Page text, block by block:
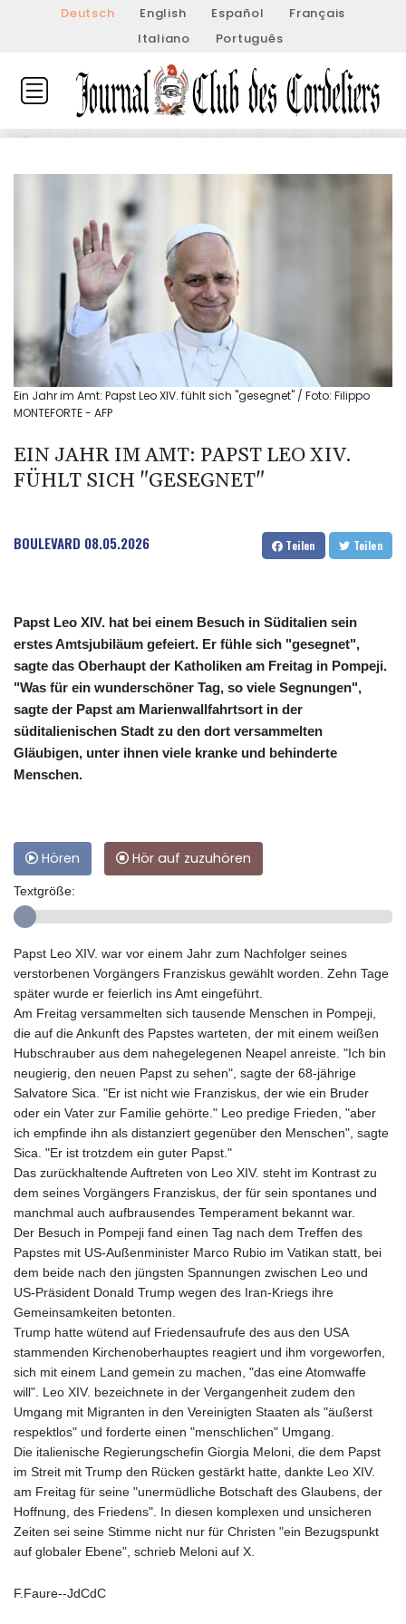
Deutsch English Español
Français
Italiano
Português
Ein Jahr im Amt: Papst Leo XIV. fühlt sich "gesegnet" / Foto: Filippo
MONTEFORTE - AFP
EIN JAHR IM AMT: PAPST LEO XIV.
FÜHLT SICH "GESEGNET"
BOULEVARD 08.05.2026 Teilen Teilen
Papst Leo XIV. hat bei einem Besuch in Süditalien sein
erstes Amtsjubiläum gefeiert. Er fühle sich "gesegnet",
sagte das Oberhaupt der Katholiken am Freitag in Pompeji.
"Was für ein wunderschöner Tag, so viele Segnungen",
sagte der Papst am Marienwallfahrtsort in der
süditalienischen Stadt zu den dort versammelten
Gläubigen, unter ihnen viele kranke und behinderte
Menschen.
Hören Hör auf zuzuhören
Textgröße:
Papst Leo XIV. war vor einem Jahr zum Nachfolger seines
verstorbenen Vorgängers Franziskus gewählt worden. Zehn Tage
später wurde er feierlich ins Amt eingeführt.
Am Freitag versammelten sich tausende Menschen in Pompeji,
die auf die Ankunft des Papstes warteten, der mit einem weißen
Hubschrauber aus dem nahegelegenen Neapel anreiste. "Ich bin
neugierig, den neuen Papst zu sehen", sagte der 68-jährige
Salvatore Sica. "Er ist nicht wie Franziskus, der wie ein Bruder
oder ein Vater zur Familie gehörte." Leo predige Frieden, "aber
ich empfinde ihn als distanziert gegenüber den Menschen", sagte
Sica. "Er ist trotzdem ein guter Papst."
Das zurückhaltende Auftreten von Leo XIV. steht im Kontrast zu
dem seines Vorgängers Franziskus, der für sein spontanes und
manchmal auch aufbrausendes Temperament bekannt war.
Der Besuch in Pompeji fand einen Tag nach dem Treffen des
Papstes mit US-Außenminister Marco Rubio im Vatikan statt, bei
dem beide nach den jüngsten Spannungen zwischen Leo und
US-Präsident Donald Trump wegen des Iran-Kriegs ihre
Gemeinsamkeiten betonten.
Trump hatte wütend auf Friedensaufrufe des aus den USA
stammenden Kirchenoberhauptes reagiert und ihm vorgeworfen,
sich mit einem Land gemein zu machen, "das eine Atomwaffe
will". Leo XIV. bezeichnete in der Vergangenheit zudem den
Umgang mit Migranten in den Vereinigten Staaten als "äußerst
respektlos" und forderte einen "menschlichen" Umgang.
Die italienische Regierungschefin Giorgia Meloni, die dem Papst
im Streit mit Trump den Rücken gestärkt hatte, dankte Leo XIV.
am Freitag für seine "unermüdliche Botschaft des Glaubens, der
Hoffnung, des Friedens". In diesen komplexen und unsicheren
Zeiten sei seine Stimme nicht nur für Christen "ein Bezugspunkt
auf globaler Ebene", schrieb Meloni auf X.
F.Faure--JdCdC